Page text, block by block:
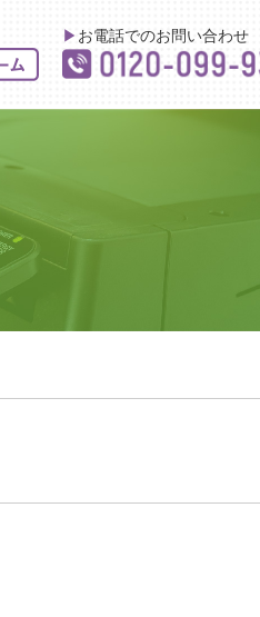
▶︎お電話でのお問い合わせ